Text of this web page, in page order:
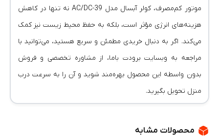
موتور کم‌مصرف، کولر آبسال مدل AC/DC-39 نه تنها در کاهش
هزینه‌های انرژی مؤثر است، بلکه به حفظ محیط زیست نیز کمک
می‌کند. اگر به دنبال خریدی مطمئن و سریع هستید، می‌توانید با
مراجعه به وبسایت برودت باما، از مشاوره تخصصی و فروش
بدون واسطه این محصول بهره‌مند شوید و آن را به سرعت درب
منزل تحویل بگیرید.
محصولات مشابه